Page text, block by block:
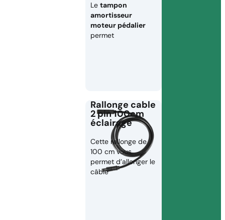
Le tampon
amortisseur
moteur pédalier
permet
Rallonge cable
2 pin 100cm
éclairage
Cette rallonge de
100 cm vous
permet d’allonger le
câble